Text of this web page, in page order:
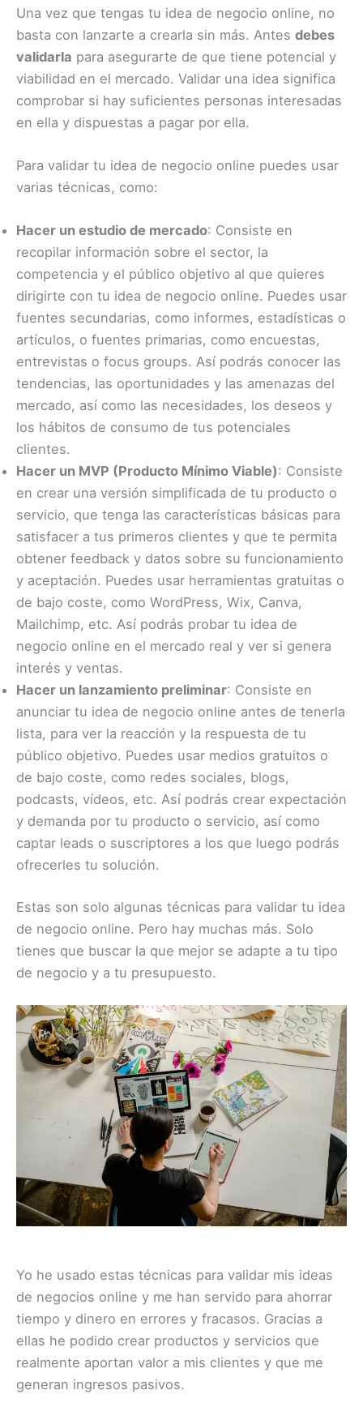
Una vez que tengas tu idea de negocio online, no
basta con lanzarte a crearla sin más. Antes debes
validarla para asegurarte de que tiene potencial y
viabilidad en el mercado. Validar una idea significa
comprobar si hay suficientes personas interesadas
en ella y dispuestas a pagar por ella.
Para validar tu idea de negocio online puedes usar
varias técnicas, como:
Hacer un estudio de mercado: Consiste en
recopilar información sobre el sector, la
competencia y el público objetivo al que quieres
dirigirte con tu idea de negocio online. Puedes usar
fuentes secundarias, como informes, estadísticas o
artículos, o fuentes primarias, como encuestas,
entrevistas o focus groups. Así podrás conocer las
tendencias, las oportunidades y las amenazas del
mercado, así como las necesidades, los deseos y
los hábitos de consumo de tus potenciales
clientes.
Hacer un MVP (Producto Mínimo Viable): Consiste
en crear una versión simplificada de tu producto o
servicio, que tenga las características básicas para
satisfacer a tus primeros clientes y que te permita
obtener feedback y datos sobre su funcionamiento
y aceptación. Puedes usar herramientas gratuitas o
de bajo coste, como WordPress, Wix, Canva,
Mailchimp, etc. Así podrás probar tu idea de
negocio online en el mercado real y ver si genera
interés y ventas.
Hacer un lanzamiento preliminar: Consiste en
anunciar tu idea de negocio online antes de tenerla
lista, para ver la reacción y la respuesta de tu
público objetivo. Puedes usar medios gratuitos o
de bajo coste, como redes sociales, blogs,
podcasts, vídeos, etc. Así podrás crear expectación
y demanda por tu producto o servicio, así como
captar leads o suscriptores a los que luego podrás
ofrecerles tu solución.
Estas son solo algunas técnicas para validar tu idea
de negocio online. Pero hay muchas más. Solo
tienes que buscar la que mejor se adapte a tu tipo
de negocio y a tu presupuesto.
Yo he usado estas técnicas para validar mis ideas
de negocios online y me han servido para ahorrar
tiempo y dinero en errores y fracasos. Gracias a
ellas he podido crear productos y servicios que
realmente aportan valor a mis clientes y que me
generan ingresos pasivos.